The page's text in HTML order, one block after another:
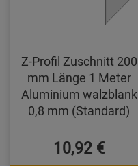
Z-Profil Zuschnitt 200
mm Länge 1 Meter
Aluminium walzblank
0,8 mm (Standard)
10,92 €